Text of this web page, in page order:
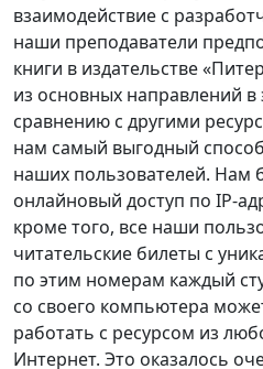
взаимодействие с
наши преподаватели
книги в издательстве
из основных направлений
сравнению с другими
нам самый выгодный способ
наших пользователей. Нам
онлайновый доступ по IP-
кроме того, все наши
читательские билеты с
по этим номерам каждый
со своего компьютера
работать с ресурсом из
Интернет. Это оказалось